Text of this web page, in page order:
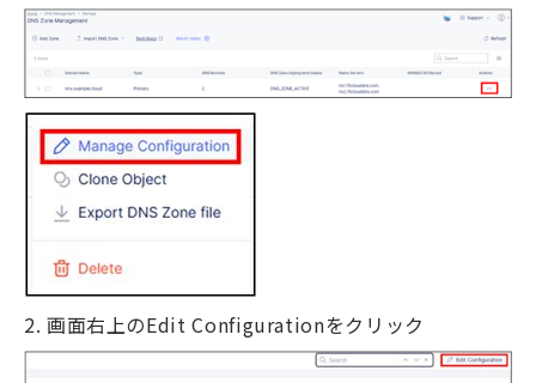
2. 画面右上のEdit Configurationをクリック